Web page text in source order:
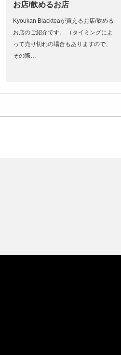
お店/飲めるお店
Kyoukan Blackteaが買えるお店/飲める
お店のご紹介です。 （タイミングによ
って売り切れの場合もありますので、
その際…